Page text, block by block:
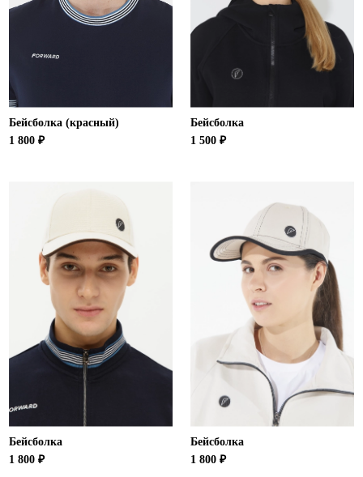
Бейсболка (красный)
1 800 ₽
Бейсболка
1 500 ₽
Бейсболка
1 800 ₽
Бейсболка
1 800 ₽